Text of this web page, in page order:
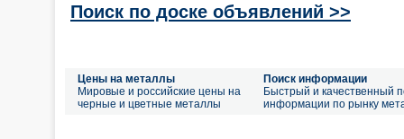
Поиск по доске объявлений >>
Цены на металлы
Мировые и российские цены на
черные и цветные металлы
Поиск информации
Быстрый и качественный
информации по рынку